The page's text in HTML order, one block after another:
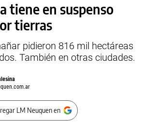
tiene en suspenso
tierras
pidieron 816 mil hectáreas
También en otras ciudades.
LM Neuquen en